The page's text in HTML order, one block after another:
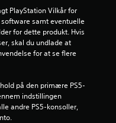
g
e
r
5
s
PlayStation Vilkår for
samt eventuelle
for dette produkt. Hvis
skal du undlade at
for at se flere
på den primære PS5-
indstillingen
andre PS5-konsoller,